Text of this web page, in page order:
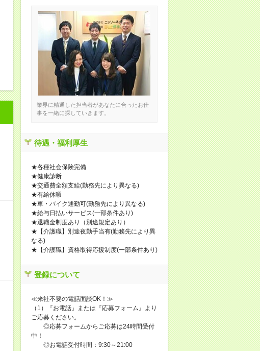
業界に精通した担当者があなたに合ったお仕
事を一緒に探していきます。
待遇・福利厚生
★各種社会保険完備
★健康診断
★交通費全額支給(勤務先により異なる)
★有給休暇
★車・バイク通勤可(勤務先により異なる)
★給与日払いサービス(一部条件あり)
★退職金制度あり（別途規定あり）
★【介護職】別途夜勤手当有(勤務先により異
なる)
★【介護職】資格取得応援制度(一部条件あり)
登録について
≪来社不要の電話面談OK！≫
（1）『お電話』または『応募フォーム』より
ご応募ください。
◎応募フォームからご応募は24時間受付
中！
◎お電話受付時間：9:30～21:00